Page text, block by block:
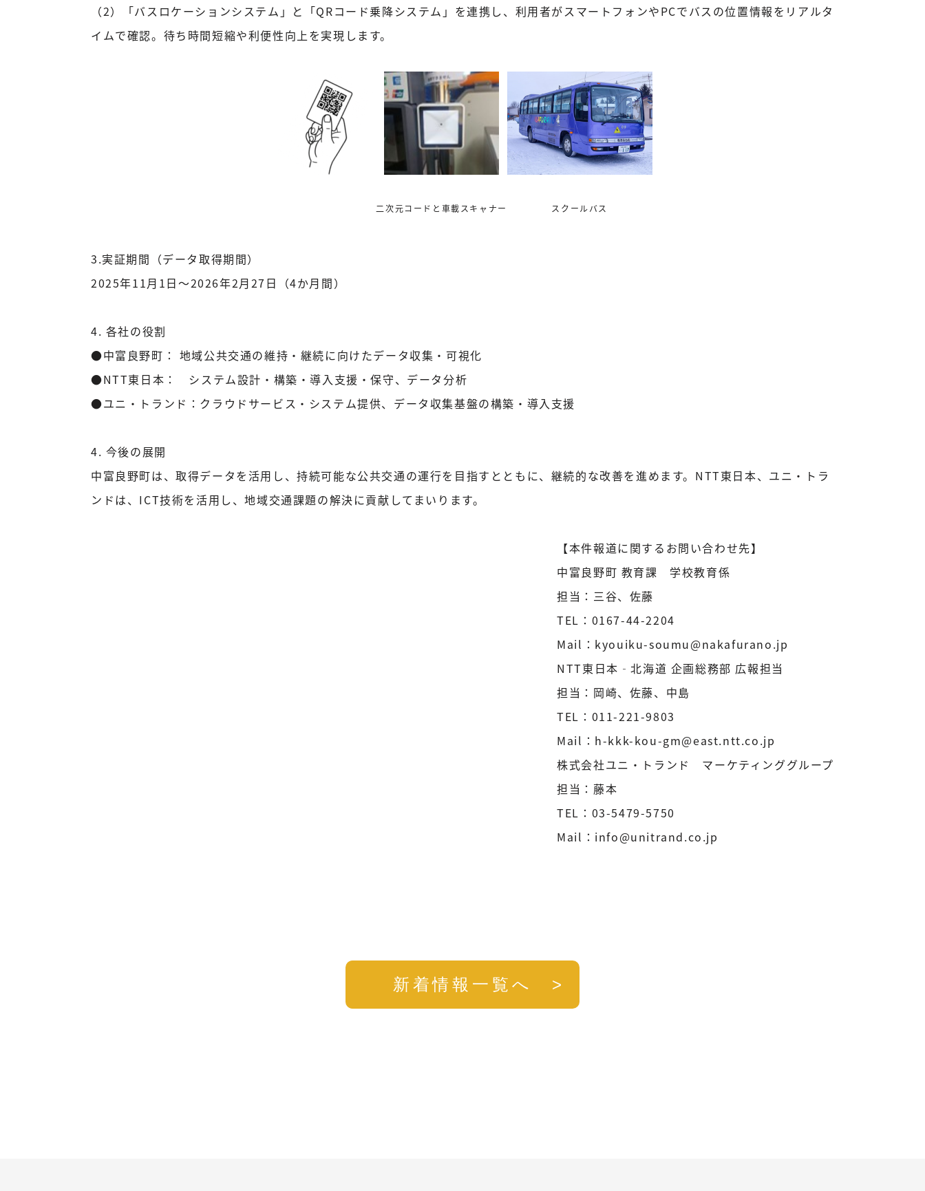
（2）「バスロケーションシステム」と「QRコード乗降システム」を連携し、利用者がスマートフォンやPCでバスの位置情報をリアルタ
イムで確認。待ち時間短縮や利便性向上を実現します。
二次元コードと車載スキャナー スクールバス
3.実証期間（データ取得期間）
2025年11月1日～2026年2月27日（4か月間）
4. 各社の役割
●中富良野町： 地域公共交通の維持・継続に向けたデータ収集・可視化
●NTT東日本： システム設計・構築・導入支援・保守、データ分析
●ユニ・トランド：クラウドサービス・システム提供、データ収集基盤の構築・導入支援
4. 今後の展開
中富良野町は、取得データを活用し、持続可能な公共交通の運行を目指すとともに、継続的な改善を進めます。NTT東日本、ユニ・トラ
ンドは、ICT技術を活用し、地域交通課題の解決に貢献してまいります。
【本件報道に関するお問い合わせ先】
中富良野町 教育課 学校教育係
担当：三谷、佐藤
TEL：0167-44-2204
Mail：kyouiku-soumu@nakafurano.jp
NTT東日本‐北海道 企画総務部 広報担当
担当：岡崎、佐藤、中島
TEL：011-221-9803
Mail：h-kkk-kou-gm@east.ntt.co.jp
株式会社ユニ・トランド マーケティンググループ
担当：藤本
TEL：03-5479-5750
Mail：info@unitrand.co.jp
新着情報一覧へ